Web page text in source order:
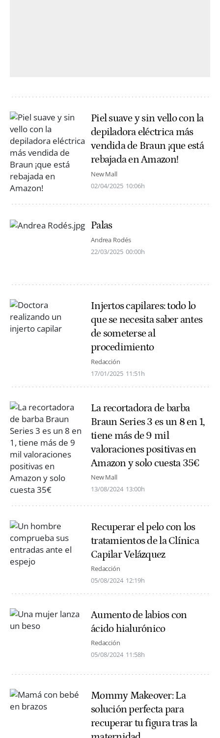
Piel suave y sin vello con la
depiladora eléctrica más
vendida de Braun ¡que está
rebajada en Amazon!
New Mall
02/04/2025 10:06h
Palas
Andrea Rodés
22/03/2025 00:00h
Injertos capilares: todo lo
que se necesita saber antes
de someterse al
procedimiento
Redacción
17/01/2025 11:51h
La recortadora de barba
Braun Series 3 es un 8 en 1,
tiene más de 9 mil
valoraciones positivas en
Amazon y solo cuesta 35€
New Mall
13/08/2024 13:00h
Recuperar el pelo con los
tratamientos de la Clínica
Capilar Velázquez
Redacción
05/08/2024 12:19h
Aumento de labios con
ácido hialurónico
Redacción
05/08/2024 11:58h
Mommy Makeover: La
solución perfecta para
recuperar tu figura tras la